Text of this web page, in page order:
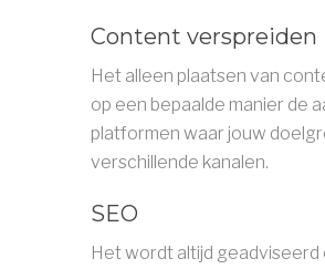
Content verspreiden
Het alleen plaatsen van
op een bepaalde manier de
platformen waar jouw
verschillende kanalen.
SEO
Het wordt altijd geadviseerd